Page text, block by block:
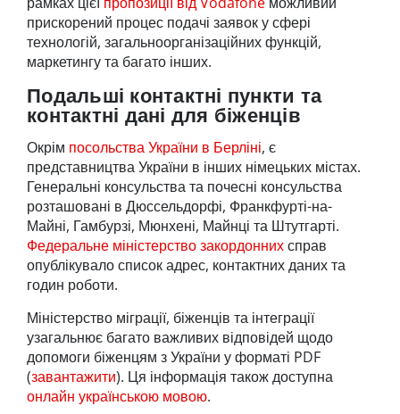
прискорений процес подачі заявок у сфері
технологій, загальноорганізаційних функцій,
маркетингу та багато інших.
Подальші контактні пункти та
контактні дані для біженців
Окрім посольства України в Берліні, є
представництва України в інших німецьких містах.
Генеральні консульства та почесні консульства
розташовані в Дюссельдорфі, Франкфурті-на-
Майні, Гамбурзі, Мюнхені, Майнці та Штутгарті.
Федеральне міністерство закордоннихсправ
опублікувало список адрес, контактних даних та
годин роботи.
Міністерство міграції, біженців та інтеграції
узагальнює багато важливих відповідей щодо
допомоги біженцям з України у форматі PDF
(завантажити). Ця інформація також доступна
онлайн українською мовою.